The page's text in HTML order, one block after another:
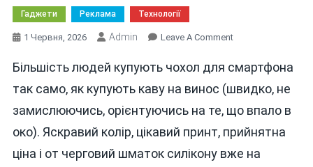
Гаджети Реклама Технології
1 Червня, 2026 Admin Leave A CommentOn
Ваш
Смартфон
Без
Нормального
Захисту
Більшість людей купують чохол для смартфона
так само, як купують каву на винос (швидко, не
замислюючись, орієнтуючись на те, що впало в
око). Яскравий колір, цікавий принт, прийнятна
ціна і от черговий шматок силікону вже на